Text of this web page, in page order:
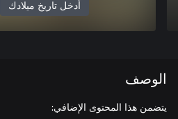
أدخل تاريخ ميلادك
الوصف